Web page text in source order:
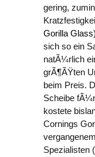
gering,
Gorilla Glass
sich so ein
natÃ¼rlich
grÃ¶ÃŸten
beim Preis.
Scheibe
kostete
Cornings
Spezialisten